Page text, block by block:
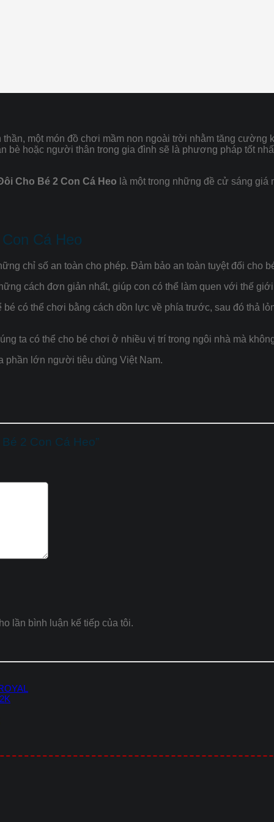
một món đồ chơi mầm non ngoài trời nhằm tăng
hoặc người thân trong gia đình sẽ là phương pháp tốt
Cho Bé 2 Con Cá Heo là một trong những đề cử sáng
Cá Heo
chỉ số an toàn cho phép. Đảm bảo an toàn tuyệt đối cho
cách đơn giản nhất, giúp con có thể làm quen với thế
có thể chơi bằng cách dồn lực về phía trước, sau đó thả
ta có thể cho bé chơi ở nhiều vị trí trong ngôi nhà mà
phần lớn người tiêu dùng Việt Nam.
2 Con Cá Heo”
lần bình luận kế tiếp của tôi.